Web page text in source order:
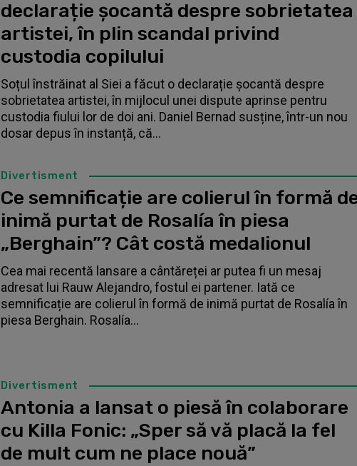
declarație șocantă despre sobrietatea
artistei, în plin scandal privind
custodia copilului
Soțul înstrăinat al Siei a făcut o declarație șocantă despre
sobrietatea artistei, în mijlocul unei dispute aprinse pentru
custodia fiului lor de doi ani. Daniel Bernad susține, într-un nou
dosar depus în instanță, că...
Divertisment
Ce semnificație are colierul în formă
inimă purtat de Rosalía în piesa
„Berghain”? Cât costă medalionul
Cea mai recentă lansare a cântăreței ar putea fi un mesaj
adresat lui Rauw Alejandro, fostul ei partener. Iată ce
semnificație are colierul în formă de inimă purtat de Rosalía în
piesa Berghain. Rosalía...
Divertisment
Antonia a lansat o piesă în colaborare
cu Killa Fonic: „Sper să vă placă la fel
de mult cum ne place nouă”